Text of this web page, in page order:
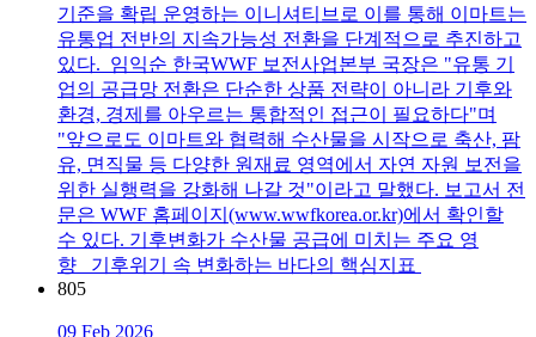
기준을 확립 운영하는 이니셔티브로 이를 통해 이마트는
유통업 전반의 지속가능성 전환을 단계적으로 추진하고
있다. 임익순 한국WWF 보전사업본부 국장은 "유통 기
업의 공급망 전환은 단순한 상품 전략이 아니라 기후와
환경, 경제를 아우르는 통합적인 접근이 필요하다"며
"앞으로도 이마트와 협력해 수산물을 시작으로 축산, 팜
유, 면직물 등 다양한 원재료 영역에서 자연 자원 보전을
위한 실행력을 강화해 나갈 것"이라고 말했다. 보고서 전
문은 WWF 홈페이지(www.wwfkorea.or.kr)에서 확인할
수 있다. 기후변화가 수산물 공급에 미치는 주요 영
향 기후위기 속 변화하는 바다의 핵심지표
805
09 Feb 2026